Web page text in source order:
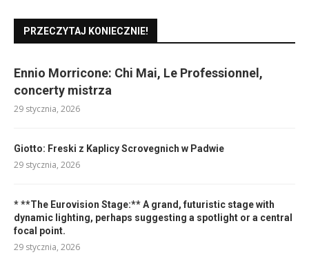
PRZECZYTAJ KONIECZNIE!
Ennio Morricone: Chi Mai, Le Professionnel,
concerty mistrza
29 stycznia, 2026
Giotto: Freski z Kaplicy Scrovegnich w Padwie
29 stycznia, 2026
* **The Eurovision Stage:** A grand, futuristic stage with
dynamic lighting, perhaps suggesting a spotlight or a central
focal point.
29 stycznia, 2026